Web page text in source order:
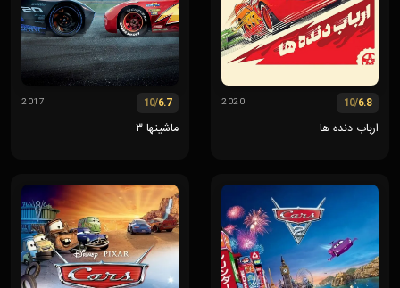
6.8
/10
2020
ارباب دنده ها
6.7
/10
2017
ماشینها ۳